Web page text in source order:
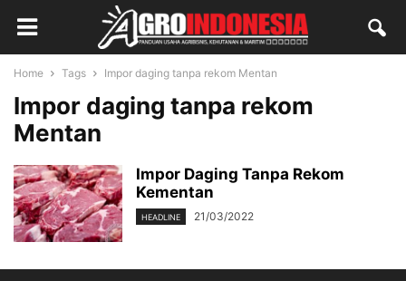
Home Tags Impor daging tanpa rekom Mentan
Impor daging tanpa rekom
Mentan
Impor Daging Tanpa Rekom
Kementan
HEADLINE 21/03/2022